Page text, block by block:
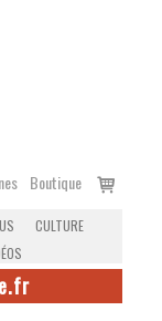
Boutique
Voir
CULTURE